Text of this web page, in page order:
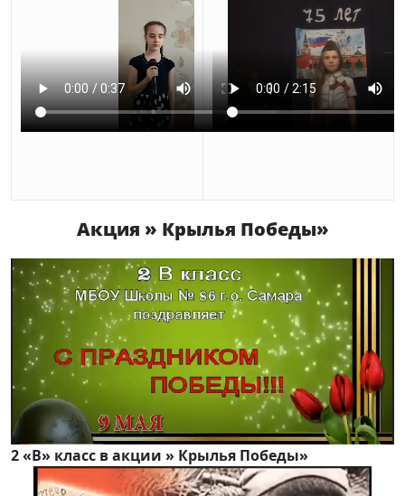
Акция » Крылья Победы»
2 «В» класс в акции » Крылья Победы»